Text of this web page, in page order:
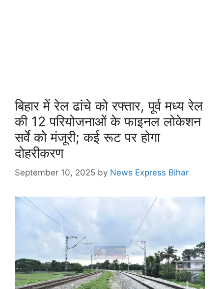
बिहार में रेल ढांचे को रफ्तार, पूर्व मध्य रेल
की 12 परियोजनाओं के फाइनल लोकेशन
सर्वे को मंजूरी; कई रूट पर होगा
दोहरीकरण
September 10, 2025 by News Express Bihar